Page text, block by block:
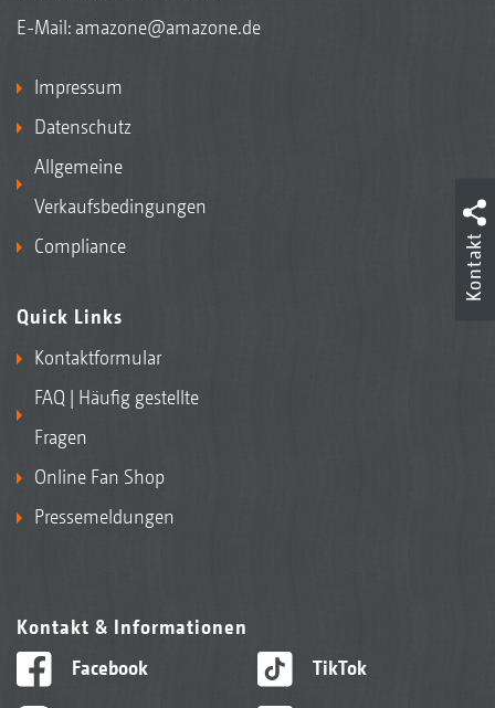
E-Mail: amazone@amazone.de
Impressum
Datenschutz
Allgemeine
Verkaufsbedingungen
Compliance
Quick Links
Kontaktformular
FAQ | Häufig gestellte
Fragen
Online Fan Shop
Pressemeldungen
Kontakt & Informationen
Facebook
TikTok
Kontakt